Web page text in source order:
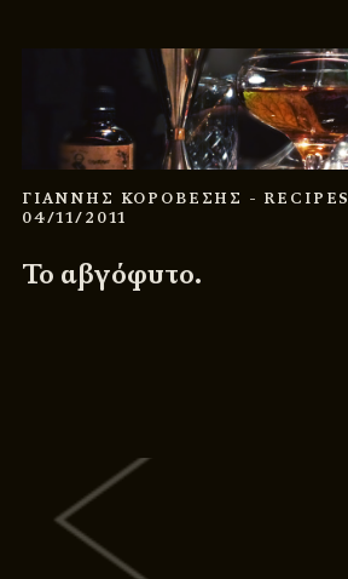
ΓΙΑΝΝΗΣ ΚΟΡΟΒΕΣΗΣ - RECIPES
04/11/2011
Το αβγόφυτο.